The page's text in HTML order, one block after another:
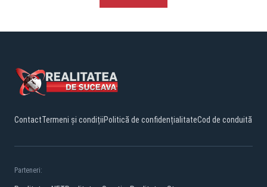
ContactTermeni și condițiiPolitică de confidențialitateCod de conduită
Parteneri: